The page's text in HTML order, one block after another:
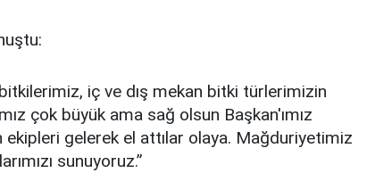
iç ve dış mekan bitki türlerimizin
çok büyük ama sağ olsun Başkan'ımız
gelerek el attılar olaya. Mağduriyetimiz
sunuyoruz.”